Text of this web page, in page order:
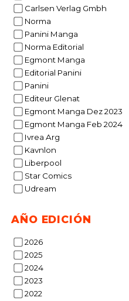
Carlsen Verlag Gmbh
Norma
Panini Manga
Norma Editorial
Egmont Manga
Editorial Panini
Panini
Editeur Glenat
Egmont Manga Dez 2023
Egmont Manga Feb 2024
Ivrea Arg
Kavnlon
Liberpool
Star Comics
Udream
AÑO EDICIÓN
2026
2025
2024
2023
2022